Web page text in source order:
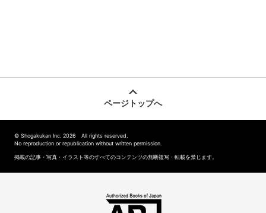
ページトップへ
© Shogakukan Inc. 2026 All rights reserved.
No reproduction or republication without written permission.
掲載の記事・写真・イラスト等のすべてのコンテンツの無断複写・転載を禁じます。